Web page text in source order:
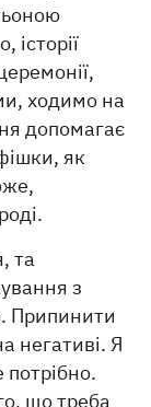
ходимо на
допомагає
як
та
з
Припинити
негативі. Я
що треба